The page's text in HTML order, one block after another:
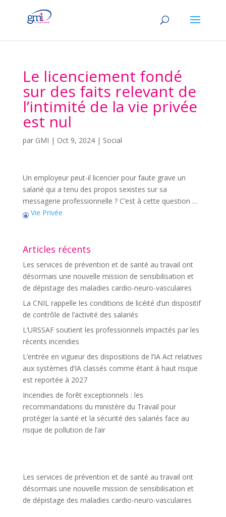
Le licenciement fondé
sur des faits relevant de
l’intimité de la vie privée
est nul
par GMI | Oct 9, 2024| Social
Un employeur peut-il licencier pour faute grave un
salarié qui a tenu des propos sexistes sur sa
messagerie professionnelle ? C’est à cette question …
Vie Privée
Articles récents
Les services de prévention et de santé au travail ont
désormais une nouvelle mission de sensibilisation et
de dépistage des maladies cardio-neuro-vasculaires
La CNIL rappelle les conditions de licéité d’un dispositif
de contrôle de l’activité des salariés
L’URSSAF soutient les professionnels impactés par les
récents incendies
L’entrée en vigueur des dispositions de l’IA Act relatives
aux systèmes d’IA classés comme étant à haut risque
est reportée à 2027
Incendies de forêt exceptionnels : les
recommandations du ministère du Travail pour
protéger la santé et la sécurité des salariés face au
risque de pollution de l’air
Les services de prévention et de santé au travail ont
désormais une nouvelle mission de sensibilisation et
de dépistage des maladies cardio-neuro-vasculaires